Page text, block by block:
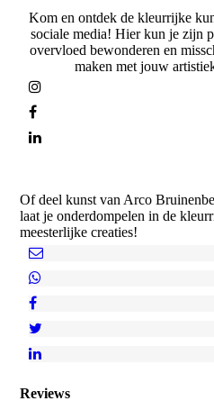
Kom en ontdek de kleurrijke
sociale media! Hier kun je zijn
overvloed bewonderen en
maken met jouw
Of deel kunst van Arco
laat je onderdompelen in de
meesterlijke creaties!
Reviews